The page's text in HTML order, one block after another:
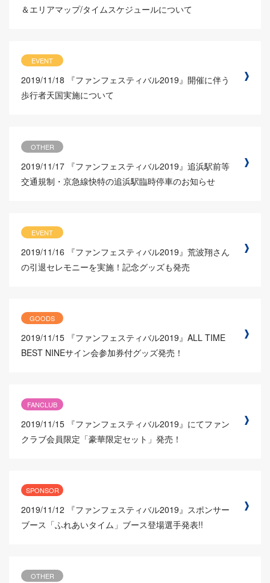
＆エリアマップ/タイムスケジュールについて
EVENT
2019/11/18
『ファンフェスティバル2019』開催に伴う
歩行者天国実施について
OTHER
2019/11/17 『ファンフェスティバル2019』追浜駅前等
交通規制・京急線快特の追浜駅臨時停車のお知らせ
EVENT
2019/11/16
『ファンフェスティバル2019』荒波翔さん
の引退セレモニーを実施！記念グッズも発売
GOODS
2019/11/15 『ファンフェスティバル2019』ALL TIME
BEST NINEサイン会参加券付グッズ発売！
FANCLUB
2019/11/15 『ファンフェスティバル2019』にてファン
クラブ会員限定「豪華限定セット」発売！
SPONSOR
2019/11/12
『ファンフェスティバル2019』スポンサー
ブース「ふれあいタイム」ブース登場選手発表!!
OTHER